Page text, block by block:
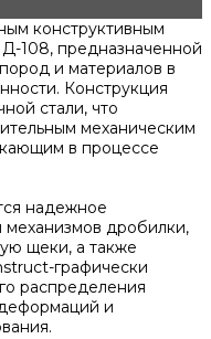
конструктивным
108, предназначенной
и материалов в
Конструкция
стали, что
механическим
в процессе
надежное
механизмов дробилки,
щеки, а также
графически
распределения
и